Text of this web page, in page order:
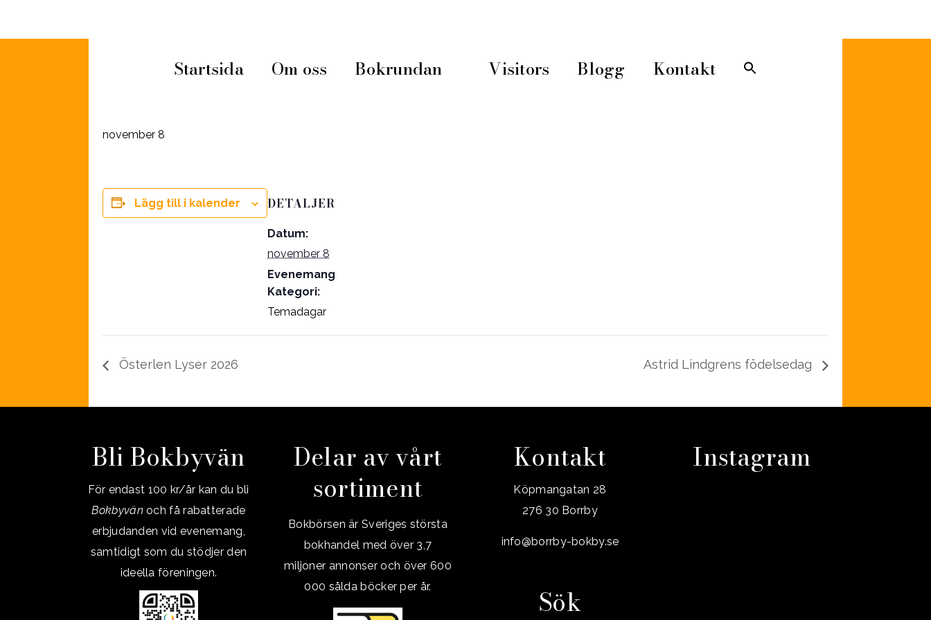
Startsida Om oss Bokrundan Visitors Blogg Kontakt
Farsdag
november 8
Lägg till i kalender DETALJER
Datum:
november 8
Evenemang
Kategori:
Temadagar
Österlen Lyser 2026 Astrid Lindgrens födelsedag
Bli Bokbyvän
För endast 100 kr/år kan du bli
Bokbyvän och få rabatterade
erbjudanden vid evenemang,
samtidigt som du stödjer den
ideella föreningen.
Delar av vårt
sortiment
Bokbörsen är Sveriges största
bokhandel med över 3,7
miljoner annonser och över 600
000 sålda böcker per år.
Kontakt
Köpmangatan 28
276 30 Borrby
info@borrby-bokby.se
Sök
Instagram